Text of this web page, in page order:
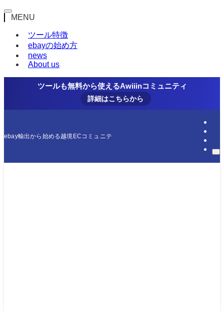
MENU
ツール特徴
ebayの始め方
news
About us
ツールも無料から使えるAwiiinコミュニティ
詳細はこちらから
ebay輸出から始める越境ECコミュニティ